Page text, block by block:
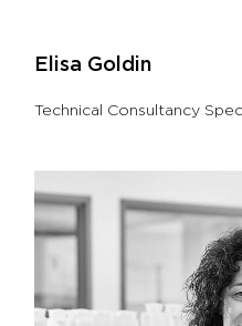
Elisa Goldin
Technical Consultancy